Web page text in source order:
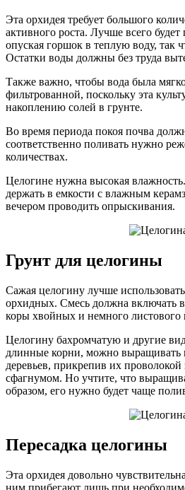
Эта орхидея требует большого
активного роста. Лучше всего
опуская горшок в теплую воду, так
Остатки воды должны без труда
Также важно, чтобы вода была
фильтрованной, поскольку эта
накоплению солей в грунте.
Во время периода покоя почва
соответственно поливать нужно
количествах.
Целогине нужна высокая
держать в емкости с влажным
вечером проводить опрыскивания.
Грунт для целогины
Сажая целогину лучше
орхидных. Смесь должна включать
коры хвойных и немного листового
Целогину бахромчатую и другие
длинные корни, можно выращивать
деревьев, прикрепив их
сфагнумом. Но учтите, что
образом, его нужно будет чаще
Пересадка целогины
Эта орхидея довольно
ним прибегают лишь при